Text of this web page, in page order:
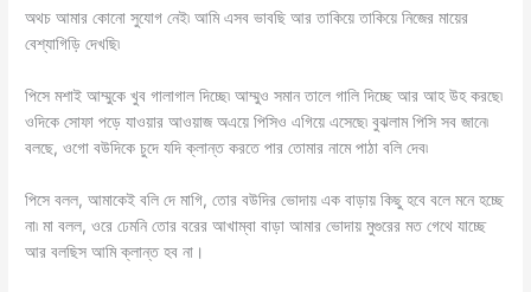
অথচ আমার কোনো সুযোগ নেই৷ আমি এসব ভাবছি আর তাকিয়ে তাকিয়ে নিজের মায়ের
বেশ্যাগিড়ি দেখছি৷
পিসে মশাই আম্মুকে খুব গালাগাল দিচ্ছে৷ আম্মুও সমান তালে গালি দিচ্ছে আর আহ উহ করছে৷
ওদিকে সোফা পড়ে যাওয়ার আওয়াজ অএয়ে পিসিও এগিয়ে এসেছে৷ বুঝলাম পিসি সব জানে৷
বলছে, ওগো বউদিকে চুদে যদি ক্লান্ত করতে পার তোমার নামে পাঠা বলি দেব৷
পিসে বলল, আমাকেই বলি দে মাগি, তোর বউদির ভোদায় এক বাড়ায় কিছু হবে বলে মনে হচ্ছে
না৷ মা বলল, ওরে ঢেমনি তোর বরের আখাম্বা বাড়া আমার ভোদায় মুগুরের মত গেথে যাচ্ছে
আর বলছিস আমি ক্লান্ত হব না।